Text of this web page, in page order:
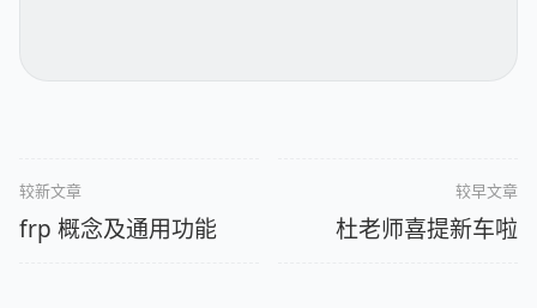
较新文章
frp 概念及通用功能
较早文章
杜老师喜提新车啦